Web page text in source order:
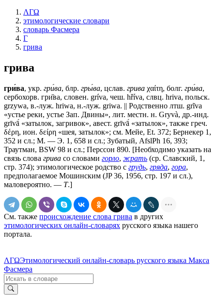
ΛΓΩ
этимологические словари
словарь Фасмера
Г
грива
грива
гри́ва, укр. гри́ва, блр. гры́ва, цслав. грива χαίτη, болг. гри́ва,
сербохорв. гри̏ва, словен. gríva, чеш. hříva, слвц. hriva, польск.
grzywa, в.-луж. hriwa, н.-луж. griwa. || Родственно лтш. grĩva
«устье реки, устье Зап. Двины», лит. местн. н. Gryvà, др.-инд.
grīvā́ «затылок, загривок», авест. grīvā́ «затылок», также греч.
δέρη, ион. δείρη «шея, затылок»; см. Мейе, Et. 372; Бернекер 1,
352 и сл.; М. — Э. 1, 658 и сл.; Зубатый, AfslPh 16, 393;
Траутман, BSW 98 и сл.; Перссон 890. [Необходимо указать на
связь слова грива со словами горло, жрать (ср. Славский, 1,
стр. 374); этимологическое родство с грудь, гряда, гора,
предполагаемое Мошинским (JP 36, 1956, стр. 197 и сл.),
маловероятно. — Т.]
См. также происхождение слова грива в других
этимологических онлайн-словарях русского языка нашего
портала.
ΛΓΩЭтимологический онлайн-словарь русского языка Макса
Фасмера